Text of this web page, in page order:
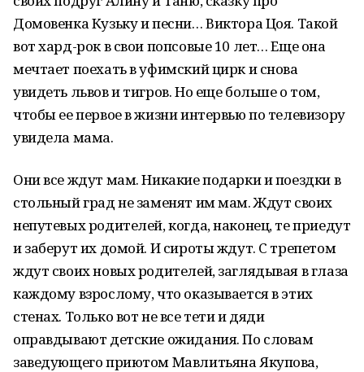
Домовенка Кузьку и песни… Виктора Цоя. Такой
вот хард-рок в свои попсовые 10 лет… Еще она
мечтает поехать в уфимский цирк и снова
увидеть львов и тигров. Но еще больше о том,
чтобы ее первое в жизни интервью по телевизору
увидела мама.
Они все ждут мам. Никакие подарки и поездки в
стольный град не заменят им мам. Ждут своих
непутевых родителей, когда, наконец, те приедут
и заберут их домой. И сироты ждут. С трепетом
ждут своих новых родителей, заглядывая в глаза
каждому взрослому, что оказывается в этих
стенах. Только вот не все тети и дяди
оправдывают детские ожидания. По словам
заведующего приютом Мавлитьяна Якупова,